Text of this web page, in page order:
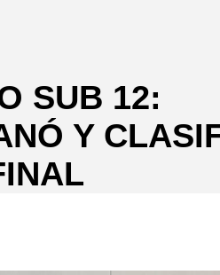
SUB 12:
Y